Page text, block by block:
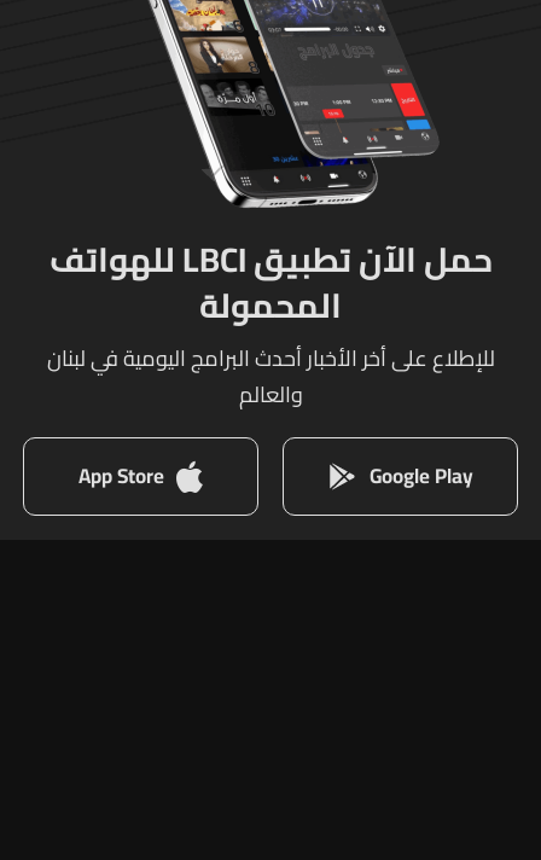
حمل الآن تطبيق LBCI للهواتف
المحمولة
للإطلاع على أخر الأخبار أحدث البرامج اليومية في لبنان
والعالم
Google Play
App Store